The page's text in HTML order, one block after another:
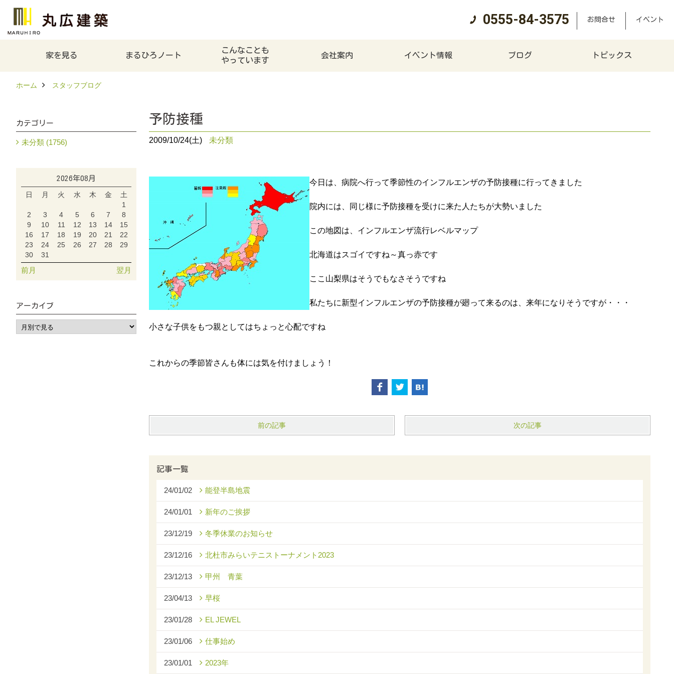
0555-84-3575 お問合せ イベント
家を見る まるひろノート
こんなことも
やっています
会社案内 イベント情報 ブログ トピックス
ホーム スタッフブログ
予防接種
2009/10/24(土) 未分類
今日は、病院へ行って季節性のインフルエンザの予防接種に行ってきました
院内には、同じ様に予防接種を受けに来た人たちが大勢いました
この地図は、インフルエンザ流行レベルマップ
北海道はスゴイですね～真っ赤です
ここ山梨県はそうでもなさそうですね
私たちに新型インフルエンザの予防接種が廻って来るのは、来年になりそうですが・・・
小さな子供をもつ親としてはちょっと心配ですね
これからの季節皆さんも体には気を付けましょう！
前の記事 次の記事
記事一覧
24/01/02 能登半島地震
24/01/01 新年のご挨拶
23/12/19 冬季休業のお知らせ
23/12/16 北杜市みらいテニストーナメント2023
23/12/13 甲州 青葉
23/04/13 早桜
23/01/28 EL JEWEL
23/01/06 仕事始め
23/01/01 2023年
カテゴリー
未分類 (1756)
2026年08月
日 月 火 水 木 金
土
1
2
3 4 5 6 7
8
9
10 11 12 13 14
15
16
17 18 19 20 21
22
23
24 25 26 27 28
29
30
31
前月 翌月
アーカイブ